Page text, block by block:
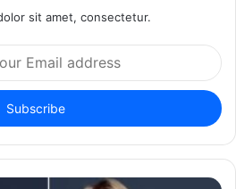
sit amet, consectetur.